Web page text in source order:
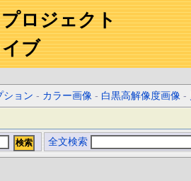
ロジェクト
ブ
ション - カラー画像 - 白黒高解像度画像 -
全文検索